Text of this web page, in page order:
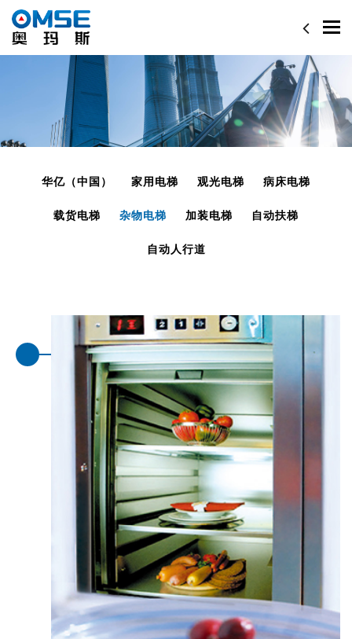
华亿（中国） 家用电梯 观光电梯 病床电梯
载货电梯 杂物电梯 加装电梯 自动扶梯
自动人行道